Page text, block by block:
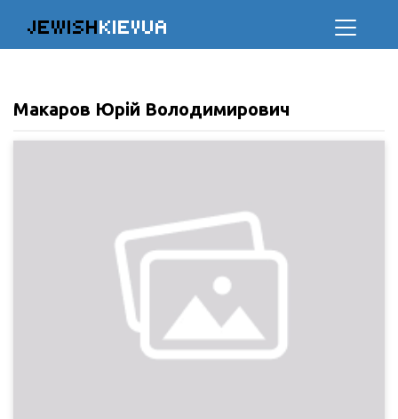
JEWISHKIEVUA
Макаров Юрій Володимирович